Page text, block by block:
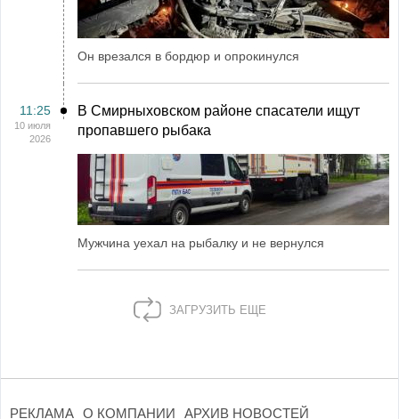
Он врезался в бордюр и опрокинулся
11:25
10 июля
2026
В Смирныховском районе спасатели ищут
пропавшего рыбака
Мужчина уехал на рыбалку и не вернулся
ЗАГРУЗИТЬ ЕЩЕ
РЕКЛАМА О КОМПАНИИ АРХИВ НОВОСТЕЙ